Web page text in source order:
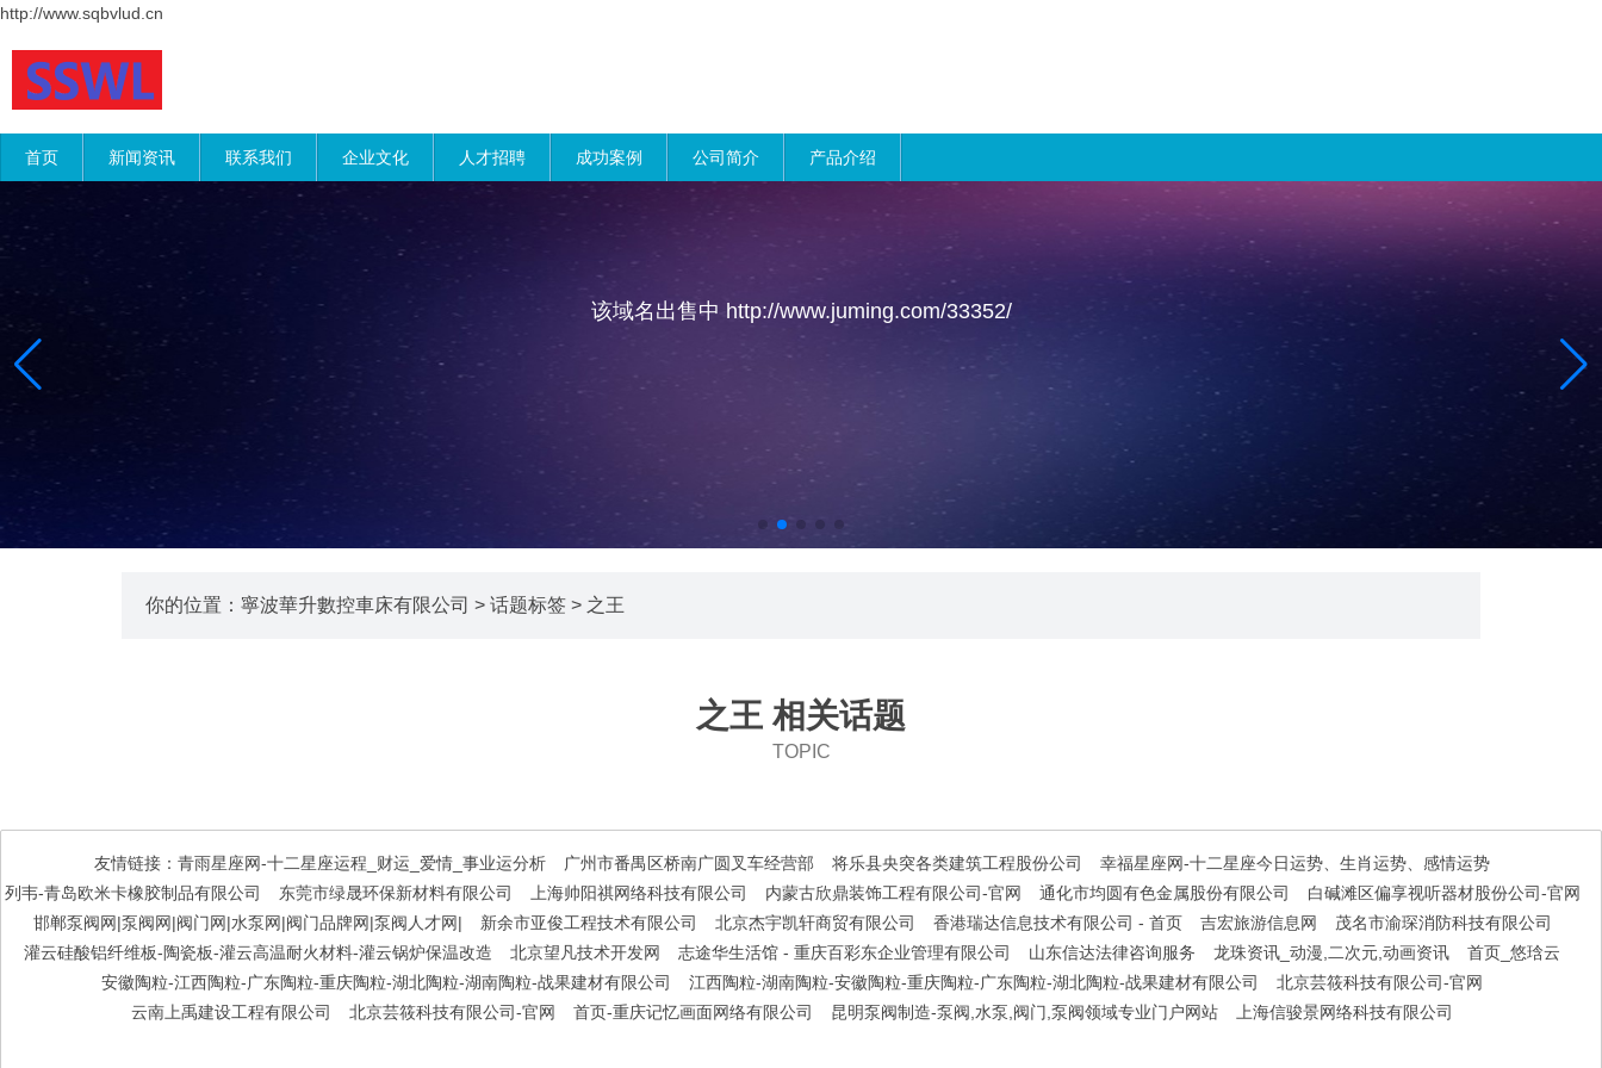
http://www.sqbvlud.cn
首页 新闻资讯 联系我们 企业文化 人才招聘 成功案例 公司简介 产品介绍
该域名出售中 http://www.juming.com/33352/
你的位置： 寧波華升數控車床有限公司 > 话题标签 > 之王
之王 相关话题
TOPIC
友情链接： 青雨星座网-十二星座运程_财运_爱情_事业运分析 广州市番禺区桥南广圆叉车经营部 将乐县央突各类建筑工程股份公司
幸福星座网-十二星座今日运势、生肖运势、感情运势
列韦-青岛欧米卡橡胶制品有限公司
东莞市绿晟环保新材料有限公司 上海帅阳祺网络科技有限公司 内蒙古欣鼎装饰工程有限公司-官网 通化市均圆有色金属股份有限公司
白碱滩区偏享视听器材股份公司-官网
邯郸泵阀网|泵阀网|阀门网|水泵网|阀门品牌网|泵阀人才网|
新余市亚俊工程技术有限公司 北京杰宇凯轩商贸有限公司 香港瑞达信息技术有限公司 - 首页 吉宏旅游信息网
茂名市渝琛消防科技有限公司
灌云硅酸铝纤维板-陶瓷板-灌云高温耐火材料-灌云锅炉保温改造
北京望凡技术开发网 志途华生活馆 - 重庆百彩东企业管理有限公司 山东信达法律咨询服务 龙珠资讯_动漫,二次元,动画资讯
首页_悠琀云
安徽陶粒-江西陶粒-广东陶粒-重庆陶粒-湖北陶粒-湖南陶粒-战果建材有限公司
江西陶粒-湖南陶粒-安徽陶粒-重庆陶粒-广东陶粒-湖北陶粒-战果建材有限公司
北京芸筱科技有限公司-官网
云南上禹建设工程有限公司
北京芸筱科技有限公司-官网 首页-重庆记忆画面网络有限公司 昆明泵阀制造-泵阀,水泵,阀门,泵阀领域专业门户网站 上海信骏景网络科技有限公司